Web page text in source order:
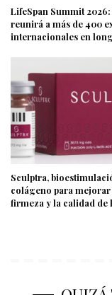
LifeSpan Summit
reunirá a más de 400
internacionales en
Sculptra,
colágeno para mejorar
firmeza y la calidad de